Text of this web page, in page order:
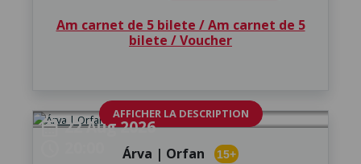
Am carnet de 5 bilete / Am carnet de 5
bilete / Voucher
calendar_month22 Aug 2026
AFFICHER LA DESCRIPTION
Árva | Orfan 15+